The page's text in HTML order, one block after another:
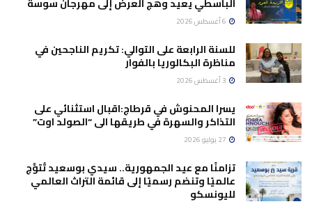
للسنة الرابعة على التوالي: تكريم الناجحين في
مناظرة البكالوريا بالفوار
يسرا المحنوش في قرطاج:اقبال استثنائي على
التذاكر والسهرة في طريقها الى “الصولد اوت”
تزامنًا مع عيد الجمهورية.. سيدي بوسعيد تُتوَّج
عالميًا وتنضم رسميًا إلى قائمة التراث العالمي
لليونسكو